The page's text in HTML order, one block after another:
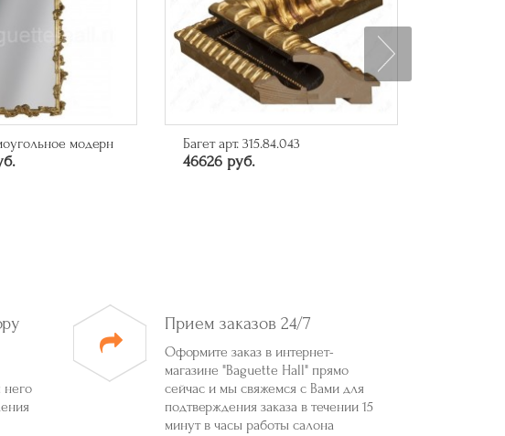
модерн Багет арт. 315.84.043
46626 руб.
него
Прием заказов 24/7
Оформите заказ в интернет-
магазине "Baguette Hall" прямо
сейчас и мы свяжемся с Вами для
подтверждения заказа в течении 15
минут в часы работы салона